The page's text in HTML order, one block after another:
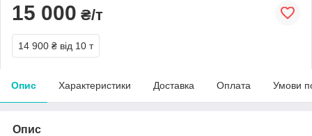
15 000 ₴/т
14 900 ₴ від 10 т
Опис Характеристики Доставка Оплата Умови
Опис